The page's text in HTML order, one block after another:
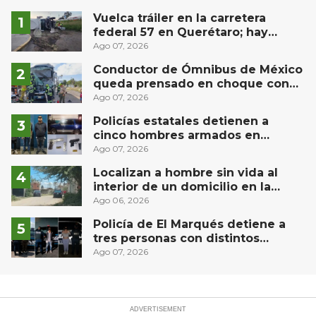
Vuelca tráiler en la carretera
federal 57 en Querétaro; hay
derrame de combustible
controlado, sin lesionados
Ago 07, 2026
Conductor de Ómnibus de México
queda prensado en choque con
materialista en San Juan del Río
Ago 07, 2026
Policías estatales detienen a
cinco hombres armados en
Puebla capital
Ago 07, 2026
Localizan a hombre sin vida al
interior de un domicilio en la
comunidad El Rodeo, San Juan del
Ago 06, 2026
Policía de El Marqués detiene a
tres personas con distintos
narcóticos
Ago 07, 2026